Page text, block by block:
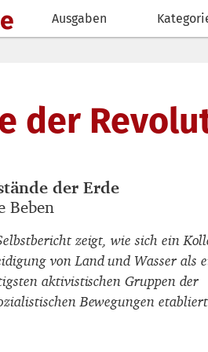
Ausgaben
der
der Erde
Beben
zeigt, wie sich ein
von Land und Wasser als
aktivistischen Gruppen der
Bewegungen